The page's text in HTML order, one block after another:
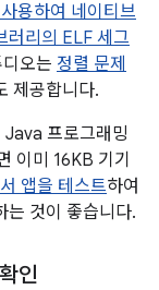
용하여 네이티브
러리의 ELF 세그
오는 정렬 문제
제공합니다.
프로그래밍
이미 16KB 기기
앱을 테스트하여
는 것이 좋습니다.
인